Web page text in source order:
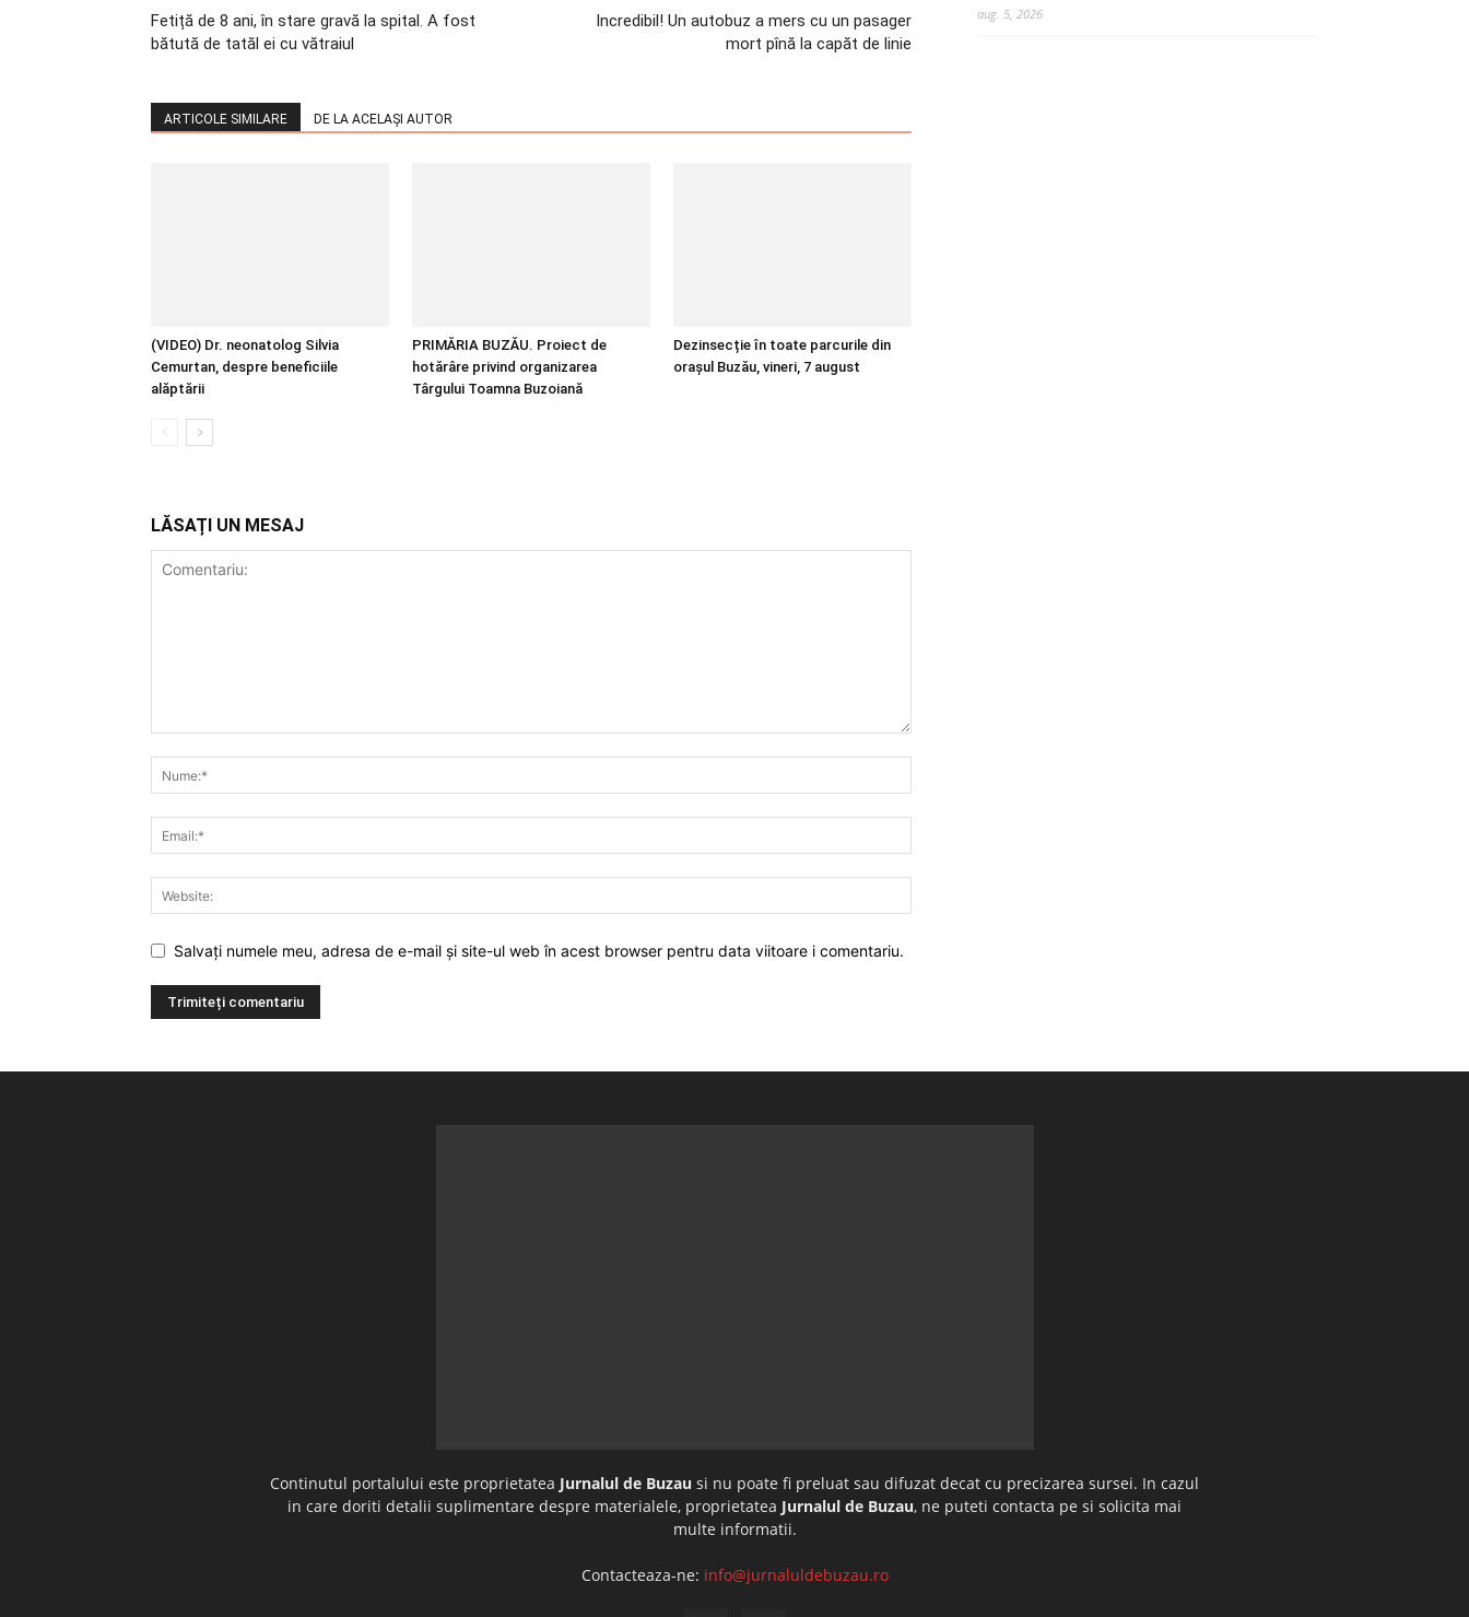
Fetiță de 8 ani, în stare gravă la spital. A fost
bătută de tatăl ei cu vătraiul
Incredibil! Un autobuz a mers cu un pasager
mort pînă la capăt de linie
ARTICOLE SIMILARE DE LA ACELAȘI AUTOR
(VIDEO) Dr. neonatolog Silvia
Cemurtan, despre beneficiile
alăptării
PRIMĂRIA BUZĂU. Proiect de
hotărâre privind organizarea
Târgului Toamna Buzoiană
Dezinsecție în toate parcurile din
orașul Buzău, vineri, 7 august
LĂSAȚI UN MESAJ
Salvați numele meu, adresa de e-mail și site-ul web în acest browser pentru data viitoare i comentariu.
aug. 5, 2026
Continutul portalului este proprietatea Jurnalul de Buzau si nu poate fi preluat sau difuzat decat cu precizarea sursei. In cazul
in care doriti detalii suplimentare despre materialele, proprietatea Jurnalul de Buzau, ne puteti contacta pe si solicita mai
multe informatii.
Contacteaza-ne: info@jurnaluldebuzau.ro